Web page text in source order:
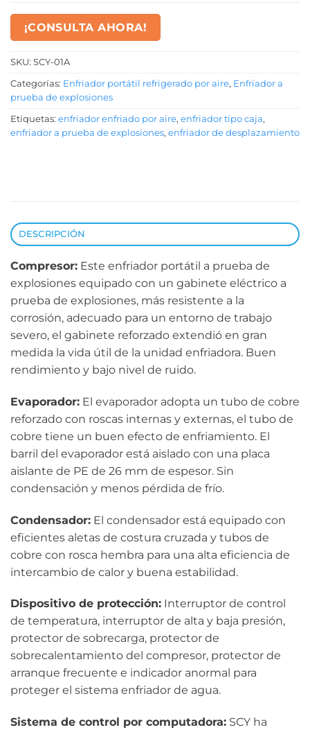
¡CONSULTA AHORA!
SKU: SCY-01A
Categorías: Enfriador portátil refrigerado por aire, Enfriador a
prueba de explosiones
Etiquetas: enfriador enfriado por aire, enfriador tipo caja,
enfriador a prueba de explosiones, enfriador de desplazamiento
DESCRIPCIÓN
Compresor: Este enfriador portátil a prueba de
explosiones equipado con un gabinete eléctrico a
prueba de explosiones, más resistente a la
corrosión, adecuado para un entorno de trabajo
severo, el gabinete reforzado extendió en gran
medida la vida útil de la unidad enfriadora. Buen
rendimiento y bajo nivel de ruido.
Evaporador: El evaporador adopta un tubo de cobre
reforzado con roscas internas y externas, el tubo de
cobre tiene un buen efecto de enfriamiento. El
barril del evaporador está aislado con una placa
aislante de PE de 26 mm de espesor. Sin
condensación y menos pérdida de frío.
Condensador: El condensador está equipado con
eficientes aletas de costura cruzada y tubos de
cobre con rosca hembra para una alta eficiencia de
intercambio de calor y buena estabilidad.
Dispositivo de protección: Interruptor de control
de temperatura, interruptor de alta y baja presión,
protector de sobrecarga, protector de
sobrecalentamiento del compresor, protector de
arranque frecuente e indicador anormal para
proteger el sistema enfriador de agua.
Sistema de control por computadora: SCY ha